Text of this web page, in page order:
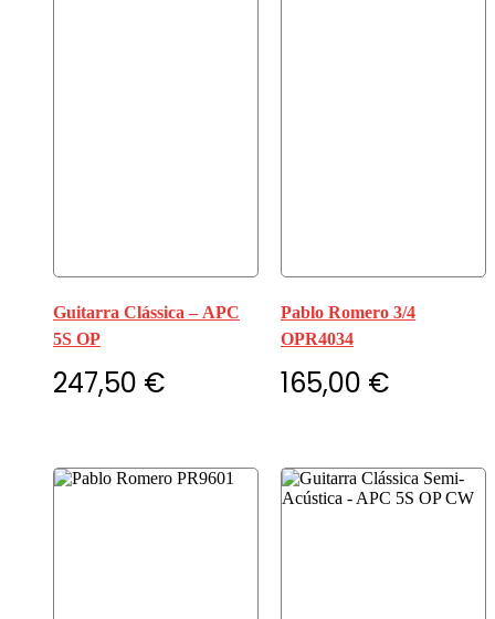
Guitarra Clássica – APC
5S OP
247,50 €
Pablo Romero 3/4
OPR4034
165,00 €